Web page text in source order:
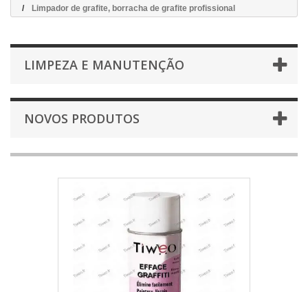
Limpador de grafite, borracha de grafite profissional
LIMPEZA E MANUTENÇÃO
NOVOS PRODUTOS